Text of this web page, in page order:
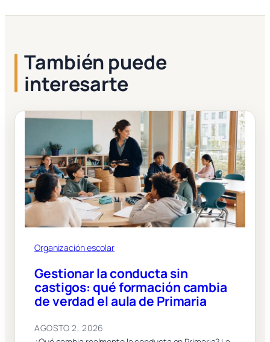
También puede
interesarte
Organización escolar
Gestionar la conducta sin
castigos: qué formación cambia
de verdad el aula de Primaria
AGOSTO 2, 2026